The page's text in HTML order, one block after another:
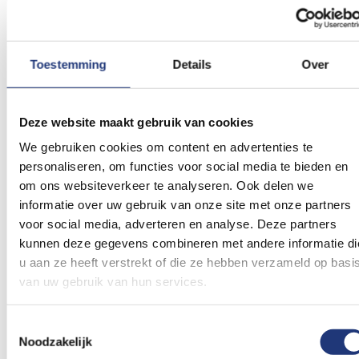
Toestemming Details Over
Deze website maakt gebruik van cookies
We gebruiken cookies om content en advertenties te
personaliseren, om functies voor social media te bieden en
om ons websiteverkeer te analyseren. Ook delen we
informatie over uw gebruik van onze site met onze partners
voor social media, adverteren en analyse. Deze partners
kunnen deze gegevens combineren met andere informatie
u aan ze heeft verstrekt of die ze hebben verzameld op
van uw gebruik van hun services.
Noodzakelijk
30x45cm
6,16
Excl. BTW
dag verzonden
In winkelmand
Spunpoly 165gr/m2
30x45cm
6,57
Excl. BTW
Voor 16:00 besteld, dezelfde
dag verzonden
In winkelmand
Voeg
toe
Voeg